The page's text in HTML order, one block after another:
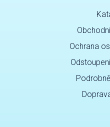
Ochrana